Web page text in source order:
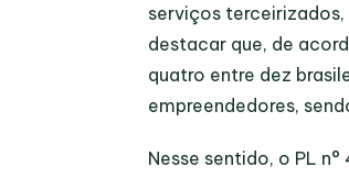
serviços
destacar que, de
quatro entre dez
empreendedores,
Nesse sentido, o PL